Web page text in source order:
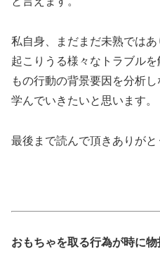
私自身、まだまだ未熟では
起こりうる様々なトラブル
もの行動の背景要因を分析
学んでいきたいと思います。
最後まで読んで頂きありがと
おもちゃを取る行為が時に